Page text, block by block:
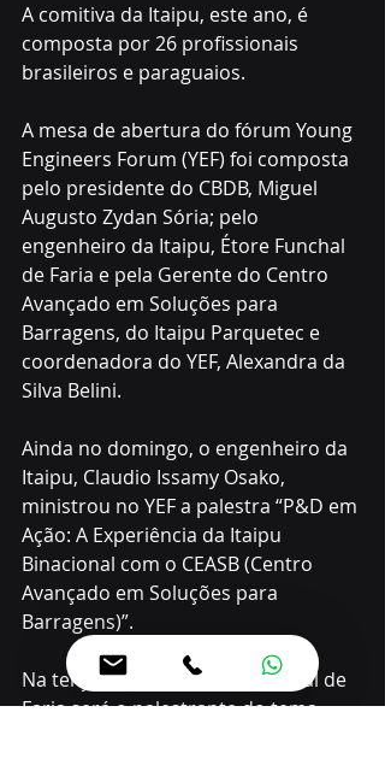
A comitiva da Itaipu, este ano, é
composta por 26 profissionais
brasileiros e paraguaios.
A mesa de abertura do fórum Young
Engineers Forum (YEF) foi composta
pelo presidente do CBDB, Miguel
Augusto Zydan Sória; pelo
engenheiro da Itaipu, Étore Funchal
de Faria e pela Gerente do Centro
Avançado em Soluções para
Barragens, do Itaipu Parquetec e
coordenadora do YEF, Alexandra da
Silva Belini.
Ainda no domingo, o engenheiro da
Itaipu, Claudio Issamy Osako,
ministrou no YEF a palestra “P&D em
Ação: A Experiência da Itaipu
Binacional com o CEASB (Centro
Avançado em Soluções para
Barragens)”.
Na terça-feira (26), Étore Funchal de
Faria será o palestrante do tema